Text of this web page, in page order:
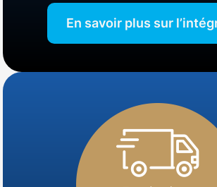
En savoir plus sur